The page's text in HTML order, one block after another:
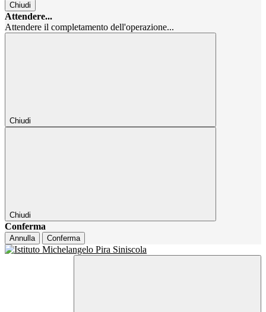
Chiudi
Attendere...
Attendere il completamento dell'operazione...
Chiudi
Chiudi
Conferma
Annulla Conferma